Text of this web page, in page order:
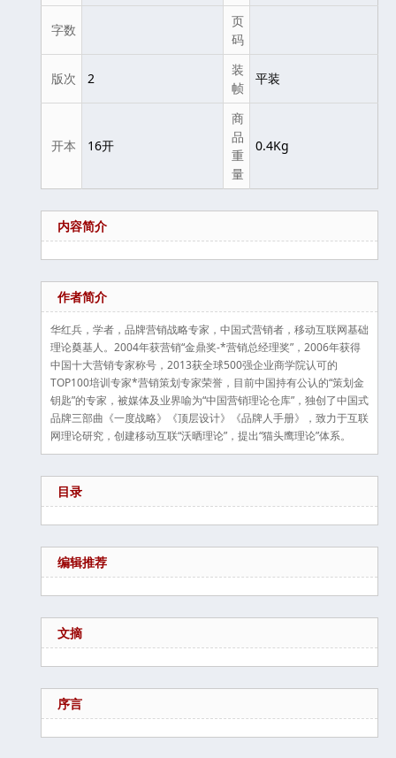
字数
页
码
版次 2
装
帧
平装
开本 16开
商
品
重
量
0.4Kg
内容简介
作者简介
华红兵，学者，品牌营销战略专家，中国式营销者，移动互联网基础
理论奠基人。2004年获营销“金鼎奖-*营销总经理奖”，2006年获得
中国十大营销专家称号，2013获全球500强企业商学院认可的
TOP100培训专家*营销策划专家荣誉，目前中国持有公认的“策划金
钥匙”的专家，被媒体及业界喻为“中国营销理论仓库”，独创了中国式
品牌三部曲《一度战略》《顶层设计》《品牌人手册》，致力于互联
网理论研究，创建移动互联“沃晒理论”，提出“猫头鹰理论”体系。
目录
编辑推荐
文摘
序言